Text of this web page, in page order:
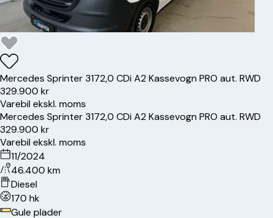
Mercedes Sprinter 3172,0 CDi A2 Kassevogn PRO aut. RWD
329.900 kr
Varebil ekskl. moms
Mercedes Sprinter 3172,0 CDi A2 Kassevogn PRO aut. RWD
329.900 kr
Varebil ekskl. moms
11/2024
46.400 km
Diesel
170 hk
Gule plader